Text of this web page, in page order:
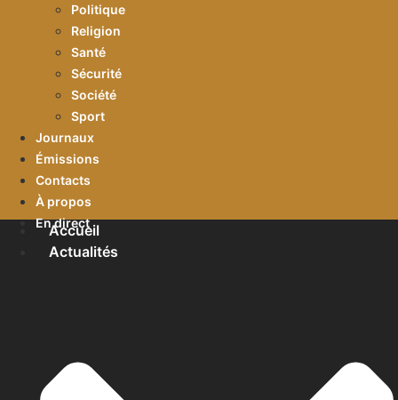
Politique
Religion
Santé
Sécurité
Société
Sport
Journaux
Émissions
Contacts
À propos
En direct
Accueil
Actualités